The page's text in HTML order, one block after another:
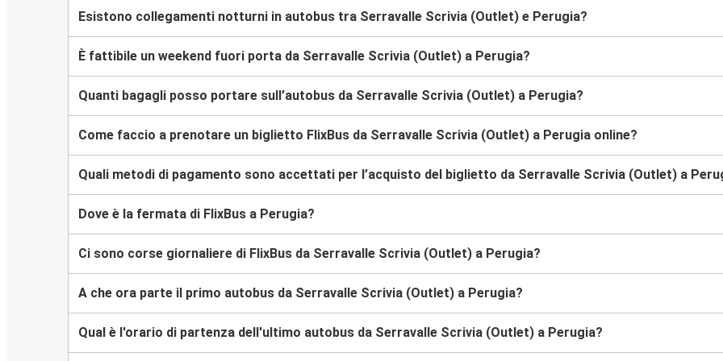
Esistono collegamenti notturni in autobus tra Serravalle Scrivia (Outlet) e Perugia?
È fattibile un weekend fuori porta da Serravalle Scrivia (Outlet) a Perugia?
Quanti bagagli posso portare sull’autobus da Serravalle Scrivia (Outlet) a Perugia?
Come faccio a prenotare un biglietto FlixBus da Serravalle Scrivia (Outlet) a Perugia online?
Quali metodi di pagamento sono accettati per l’acquisto del biglietto da Serravalle Scrivia (Outlet) a
Dove è la fermata di FlixBus a Perugia?
Ci sono corse giornaliere di FlixBus da Serravalle Scrivia (Outlet) a Perugia?
A che ora parte il primo autobus da Serravalle Scrivia (Outlet) a Perugia?
Qual è l'orario di partenza dell'ultimo autobus da Serravalle Scrivia (Outlet) a Perugia?